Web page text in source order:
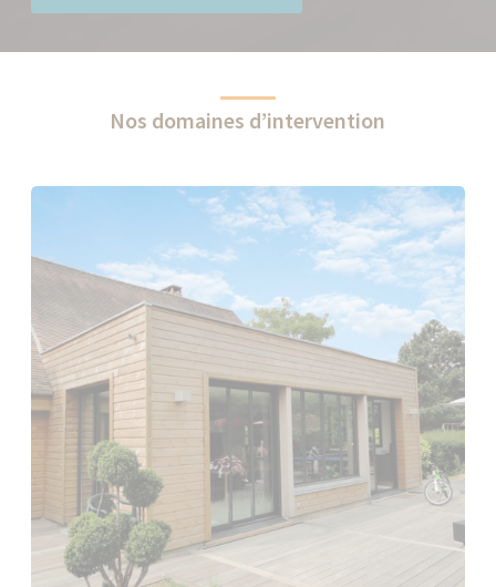
Nos domaines d’intervention